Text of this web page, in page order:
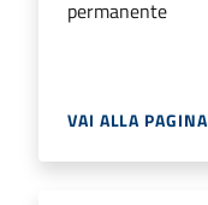
permanente
VAI ALLA PAGINA